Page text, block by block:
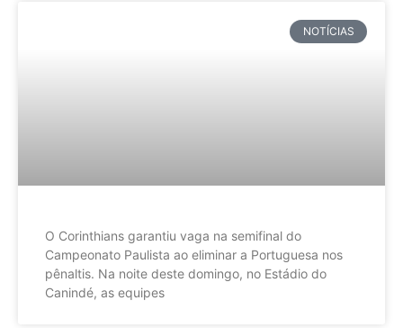
NOTÍCIAS
O Corinthians garantiu vaga na semifinal do
Campeonato Paulista ao eliminar a Portuguesa nos
pênaltis. Na noite deste domingo, no Estádio do
Canindé, as equipes